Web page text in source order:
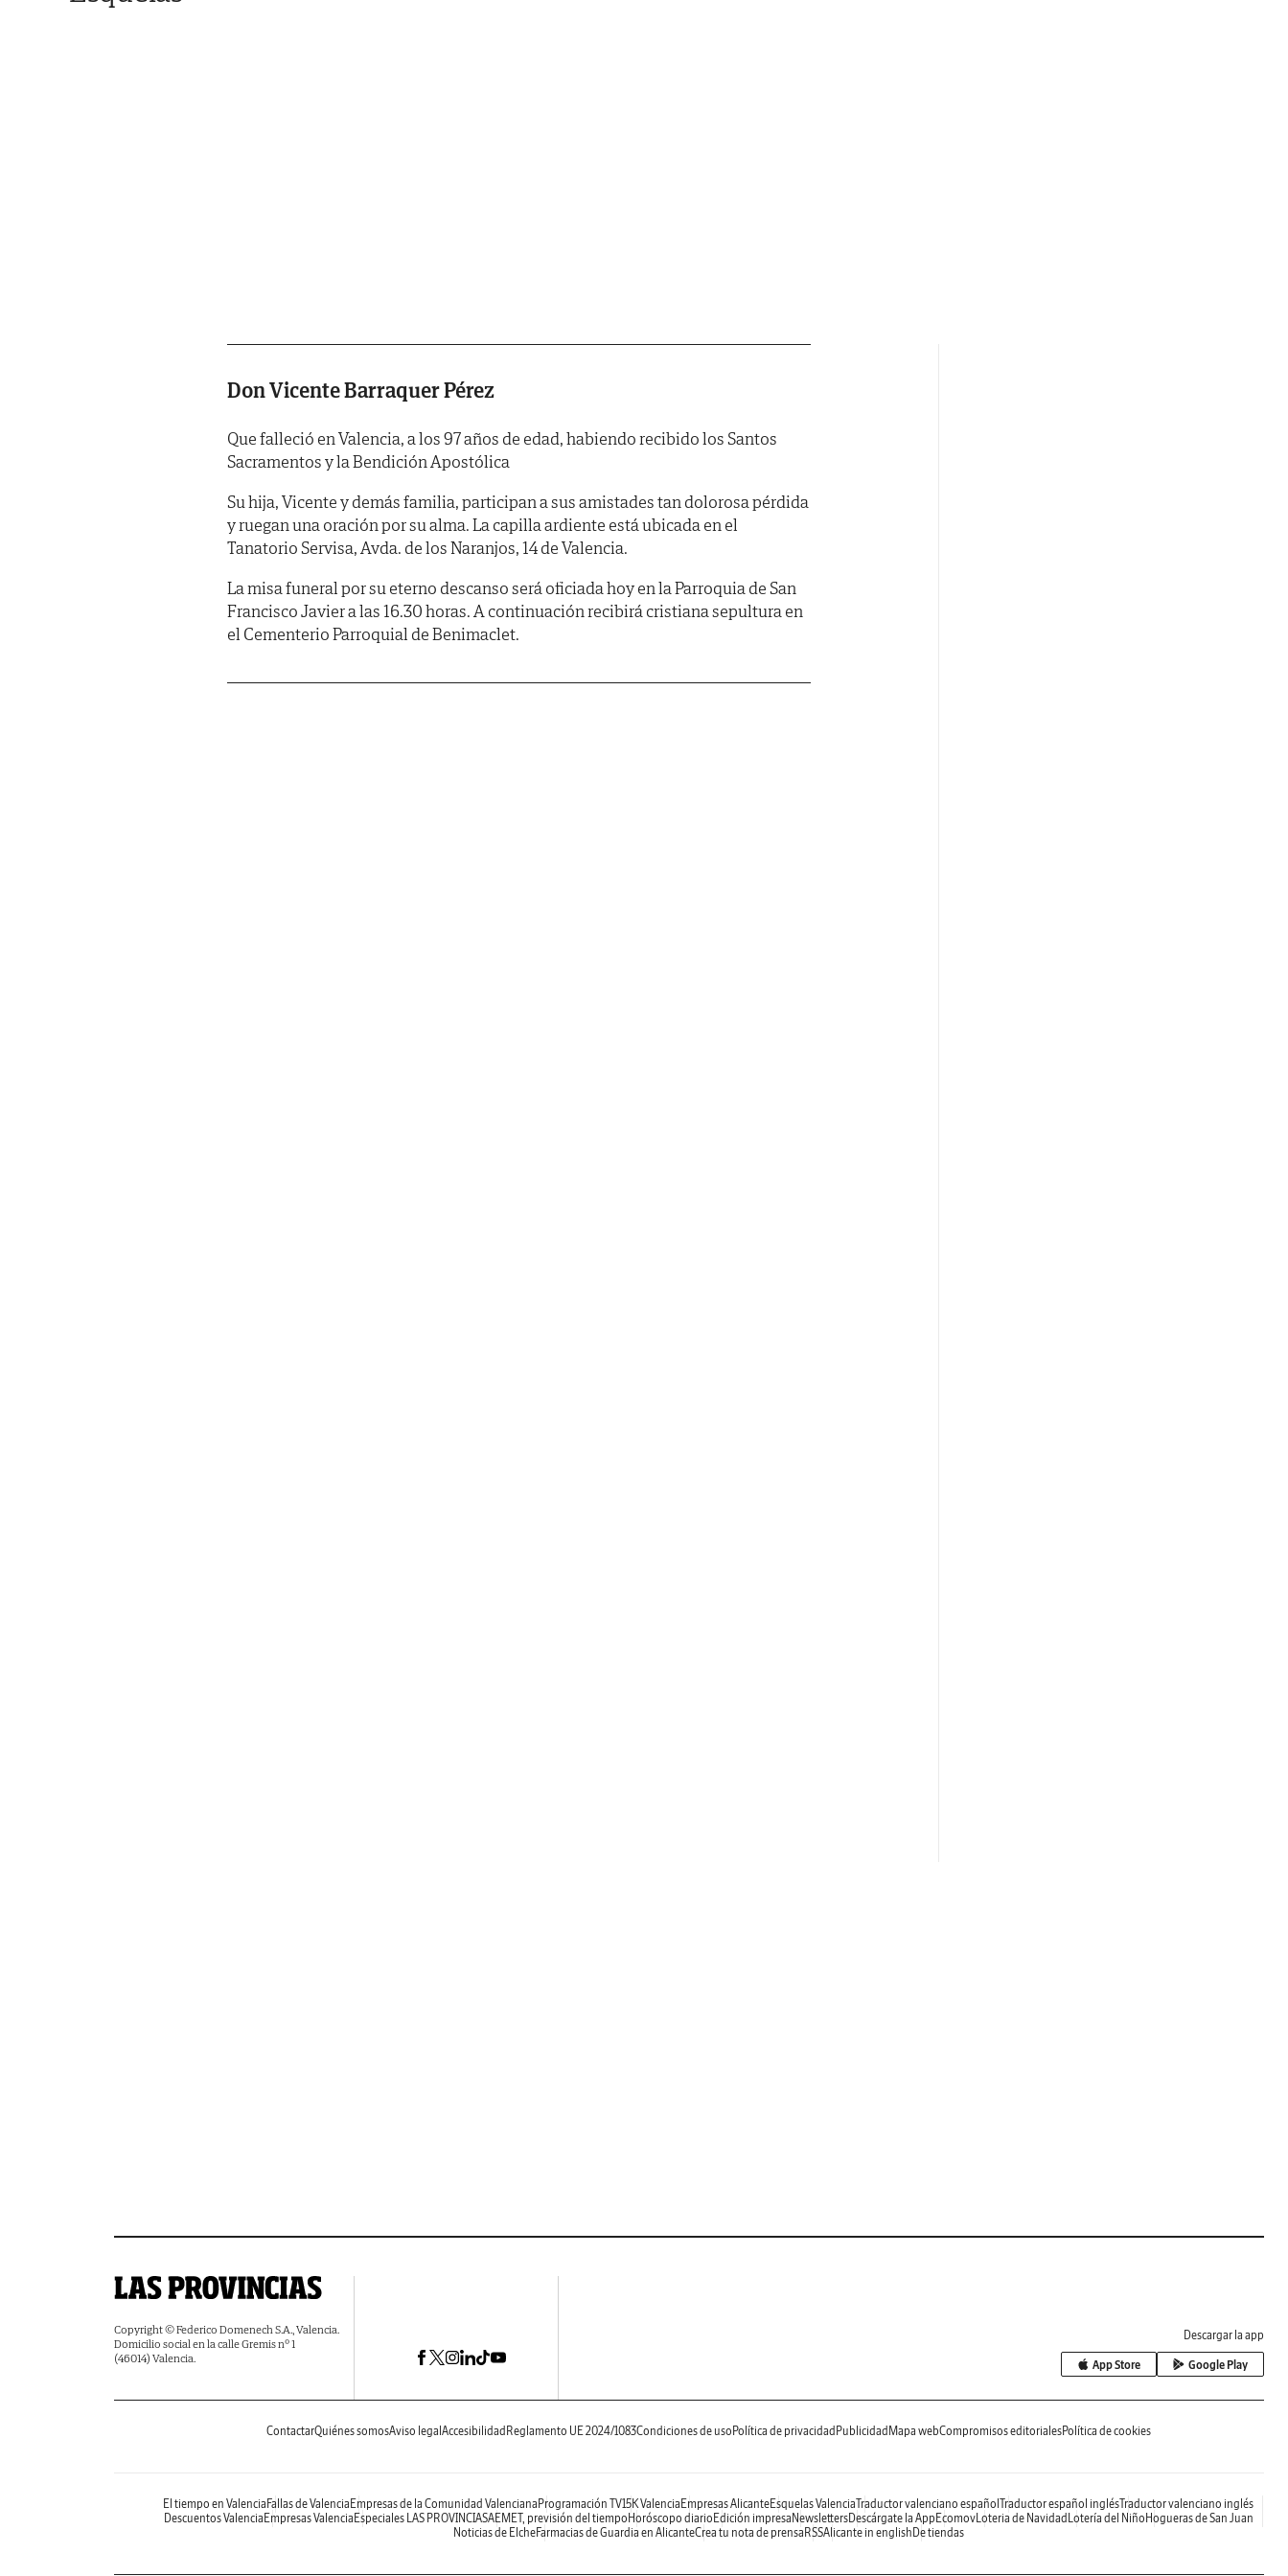
Don Vicente Barraquer Pérez
Que falleció en Valencia, a los 97 años de edad, habiendo recibido los Santos
Sacramentos y la Bendición Apostólica
Su hija, Vicente y demás familia, participan a sus amistades tan dolorosa pérdida
y ruegan una oración por su alma. La capilla ardiente está ubicada en el
Tanatorio Servisa, Avda. de los Naranjos, 14 de Valencia.
La misa funeral por su eterno descanso será oficiada hoy en la Parroquia de San
Francisco Javier a las 16.30 horas. A continuación recibirá cristiana sepultura en
el Cementerio Parroquial de Benimaclet.
Copyright © Federico Domenech S.A., Valencia.
Domicilio social en la calle Gremis nº 1
(46014) Valencia.
Descargar la app
App Store Google Play
ContactarQuiénes somosAviso legal Accesibilidad Reglamento UE 2024/1083Condiciones de uso Política de privacidad Publicidad Mapa webCompromisos editorialesPolítica de cookies
El tiempo en Valencia Fallas de Valencia Empresas de la Comunidad Valenciana Programación TV15K Valencia Empresas AlicanteEsquelas ValenciaTraductor valenciano español Traductor español inglésTraductor valenciano inglés
Descuentos Valencia Empresas Valencia Especiales LAS PROVINCIASAEMET, previsión del tiempo Horóscopo diario Edición impresa NewslettersDescárgate la App EcomovLoteria de Navidad Lotería del Niño Hogueras de San Juan
Noticias de ElcheFarmacias de Guardia en AlicanteCrea tu nota de prensa RSSAlicante in english De tiendas